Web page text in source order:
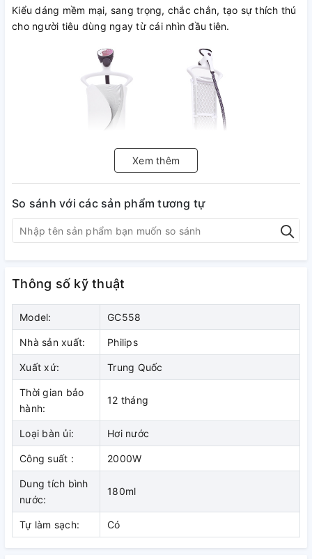
Kiểu dáng mềm mại, sang trọng, chắc chắn, tạo sự thích thú
cho người tiêu dùng ngay từ cái nhìn đầu tiên.
Bàn ủi với mặt đế bằng nhựa,
chống dính ủi trên công suất 2000
W giúp ủi nhanh, ủi nhẹ trên mặt vải
Công nghệ đầu ủi FlexHead cải tiến, cho phép bạn dễ dàng
ủi đến hết đuôi áo/gấu quần mà không cần phải khom người
hay gập lưng.
Xem thêm
So sánh với các sản phẩm tương tự
Thông số kỹ thuật
Model: GC558
Nhà sản xuất: Philips
Xuất xứ: Trung Quốc
Thời gian bảo
hành:
12 tháng
Loại bàn ủi: Hơi nước
Công suất : 2000W
Dung tích bình
nước:
180ml
Tự làm sạch: Có